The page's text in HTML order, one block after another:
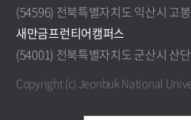
(54596) 전북특별자치도 익산시 고
새만금프런티어캠퍼스
(54001) 전북특별자치도 군산시 산
Copyright (c) Jeonbuk National